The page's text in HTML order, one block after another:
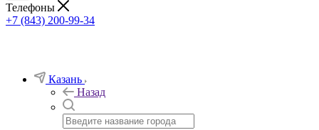
Телефоны
+7 (843) 200-99-34
Казань
Назад